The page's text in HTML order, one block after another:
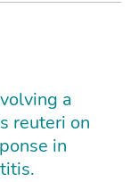
a
reuteri on
in